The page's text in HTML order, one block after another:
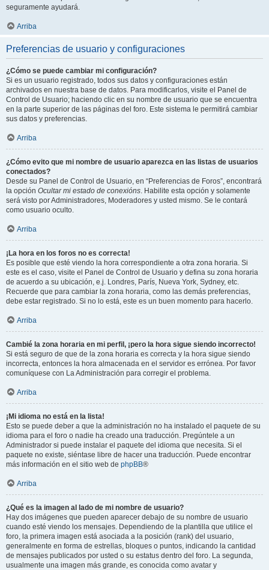
seguramente ayudará.
Arriba
Preferencias de usuario y configuraciones
¿Cómo se puede cambiar mi configuración?
Si es un usuario registrado, todos sus datos y configuraciones están
archivados en nuestra base de datos. Para modificarlos, visite el Panel de
Control de Usuario; haciendo clic en su nombre de usuario que se encuentra
en la parte superior de las páginas del foro. Este sistema le permitirá cambiar
sus datos y preferencias.
Arriba
¿Cómo evito que mi nombre de usuario aparezca en las listas de usuarios
conectados?
Desde su Panel de Control de Usuario, en “Preferencias de Foros”, encontrará
la opción Ocultar mi estado de conexións. Habilite esta opción y solamente
será visto por Administradores, Moderadores y usted mismo. Se le contará
como usuario oculto.
Arriba
¡La hora en los foros no es correcta!
Es posible que esté viendo la hora correspondiente a otra zona horaria. Si
este es el caso, visite el Panel de Control de Usuario y defina su zona horaria
de acuerdo a su ubicación, e.j. Londres, París, Nueva York, Sydney, etc.
Recuerde que para cambiar la zona horaria, como las demás preferencias,
debe estar registrado. Si no lo está, este es un buen momento para hacerlo.
Arriba
Cambié la zona horaria en mi perfil, ¡pero la hora sigue siendo incorrecto!
Si está seguro de que de la zona horaria es correcta y la hora sigue siendo
incorrecta, entonces la hora almacenada en el servidor es errónea. Por favor
comuníquese con La Administración para corregir el problema.
Arriba
¡Mi idioma no está en la lista!
Esto se puede deber a que la administración no ha instalado el paquete de su
idioma para el foro o nadie ha creado una traducción. Pregúntele a un
Administrador si puede instalar el paquete del idioma que necesita. Si el
paquete no existe, siéntase libre de hacer una traducción. Puede encontrar
más información en el sitio web de phpBB®
Arriba
¿Qué es la imagen al lado de mi nombre de usuario?
Hay dos imágenes que pueden aparecer debajo de su nombre de usuario
cuando esté viendo los mensajes. Dependiendo de la plantilla que utilice el
foro, la primera imagen está asociada a la posición (rank) del usuario,
generalmente en forma de estrellas, bloques o puntos, indicando la cantidad
de mensajes publicados por usted o su estatus dentro del foro. La segunda,
usualmente una imagen más grande, es conocida como avatar y